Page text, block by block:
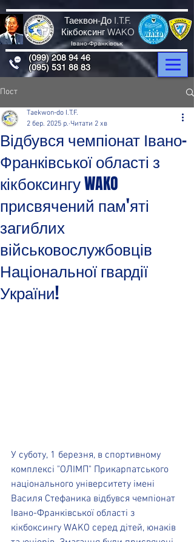
Івано-Франківськ
Таеквон-До I.T.F.
Кікбоксинг WAKO
(099) 208 94 46
(095) 531 88 83
Пост
Відбувся чемпіонат Івано-
Франківської області з
кікбоксингу WAKO
присвячений пам'яті
загиблих
військовослужбовців
Національної гвардії
України!
Taekwon-do I.T.F.
2 бер. 2025 р. Читати 2 хв
У суботу, 1 березня, в спортивному
комплексі "ОЛІМП" Прикарпатського
національного університету імені
Василя Стефаника відбувся чемпіонат
Івано-Франківської області з
кікбоксингу WAKO серед дітей, юнаків